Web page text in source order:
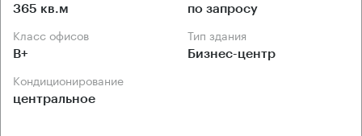
365 кв.м по запросу
Класс офисов
B+
Тип здания
Бизнес-центр
Кондиционирование
центральное